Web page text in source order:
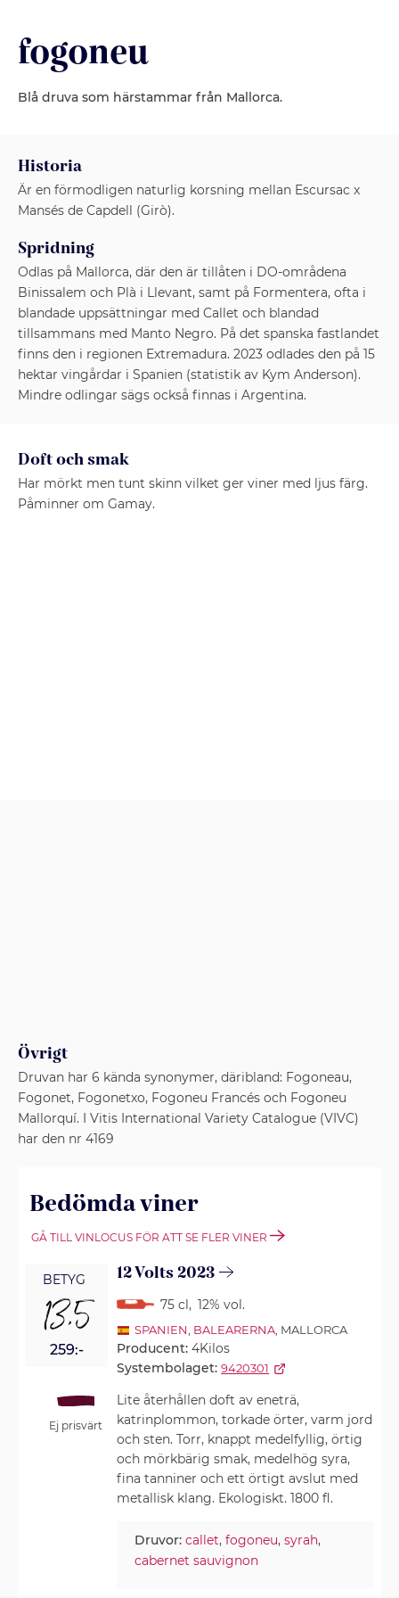
fogoneu
Blå druva som härstammar från Mallorca.
Historia
Är en förmodligen naturlig korsning mellan Escursac x
Mansés de Capdell (Girò).
Spridning
Odlas på Mallorca, där den är tillåten i DO-områdena
Binissalem och Plà i Llevant, samt på Formentera, ofta i
blandade uppsättningar med Callet och blandad
tillsammans med Manto Negro. På det spanska fastlandet
finns den i regionen Extremadura. 2023 odlades den på 15
hektar vingårdar i Spanien (statistik av Kym Anderson).
Mindre odlingar sägs också finnas i Argentina.
Doft och smak
Har mörkt men tunt skinn vilket ger viner med ljus färg.
Påminner om Gamay.
Övrigt
Druvan har 6 kända synonymer, däribland: Fogoneau,
Fogonet, Fogonetxo, Fogoneu Francés och Fogoneu
Mallorquí. I Vitis International Variety Catalogue (VIVC)
har den nr 4169
Bedömda viner
GÅ TILL VINLOCUS FÖR ATT SE FLER VINER
BETYG
13,5
259:-
Ej prisvärt
12 Volts 2023
75 cl, 12% vol.
SPANIEN BALEARERNA, MALLORCA
Producent:4Kilos
Systembolaget: 9420301
Lite återhållen doft av eneträ,
katrinplommon, torkade örter, varm jord
och sten. Torr, knappt medelfyllig, örtig
och mörkbärig smak, medelhög syra,
fina tanniner och ett örtigt avslut med
metallisk klang. Ekologiskt. 1800 fl.
Druvor: callet,fogoneu,syrah,
cabernet sauvignon